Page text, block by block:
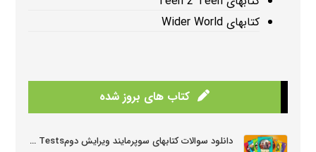
کتابهای Wider World
کتاب های بروز شده
دانلود سوالات کتابهای سوپرمایند ویرایش دومSuper Mind Tests